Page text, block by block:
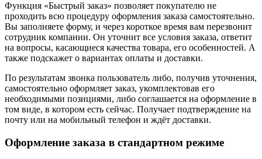
Функция «Быстрый заказ» позволяет покупателю не
проходить всю процедуру оформления заказа самостоятельно.
Вы заполняете форму, и через короткое время вам перезвонит
сотрудник компании. Он уточнит все условия заказа, ответит
на вопросы, касающиеся качества товара, его особенностей. А
также подскажет о вариантах оплаты и доставки.
По результатам звонка пользователь либо, получив уточнения,
самостоятельно оформляет заказ, укомплектовав его
необходимыми позициями, либо соглашается на оформление в
том виде, в котором есть сейчас. Получает подтверждение на
почту или на мобильный телефон и ждёт доставки.
Оформление заказа в стандартном режиме